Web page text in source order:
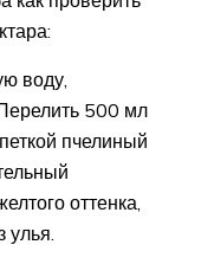
воду,
500 мл
пчелиный
оттенка,